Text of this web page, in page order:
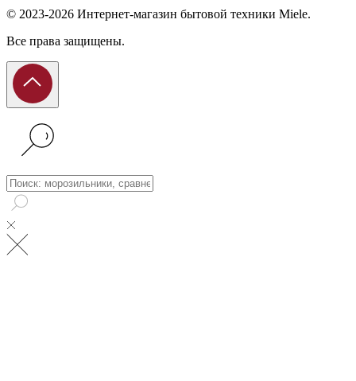
© 2023-2026 Интернет-магазин бытовой техники Miele.
Все права защищены.
Поиск: